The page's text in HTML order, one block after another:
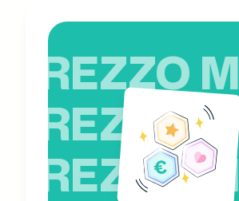
PREZZO
PREZZO
PREZZO